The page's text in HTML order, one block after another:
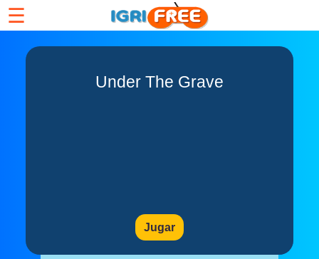
☰
Under The Grave
Jugar